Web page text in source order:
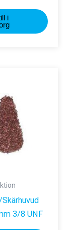
i
3/8 UNF